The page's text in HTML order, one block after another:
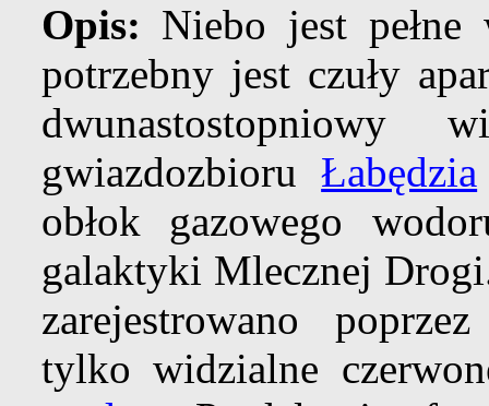
Opis: Niebo jest
potrzebny jest czuły
gwiazdozbioruŁabędzia
obłok gazowego
galaktyki Mlecznej
zarejestrowano
tylko widzialne